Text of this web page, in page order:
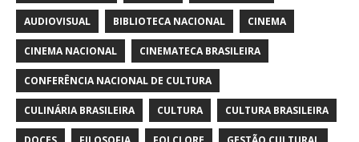
AUDIOVISUAL BIBLIOTECA NACIONAL CINEMA
CINEMA NACIONAL CINEMATECA BRASILEIRA
CONFERÊNCIA NACIONAL DE CULTURA
CULINÁRIA BRASILEIRA CULTURA CULTURA BRASILEIRA